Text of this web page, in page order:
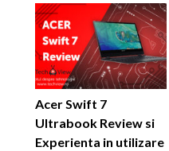
Acer Swift 7
Ultrabook Review si
Experienta in utilizare